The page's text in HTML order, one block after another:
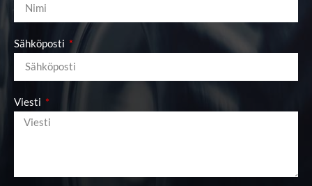
Sähköposti
Viesti